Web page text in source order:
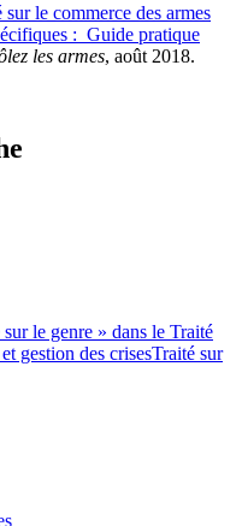
le commerce des armes
: Guide pratique
les armes, août 2018.
le genre » dans le Traité
gestion des crisesTraité sur